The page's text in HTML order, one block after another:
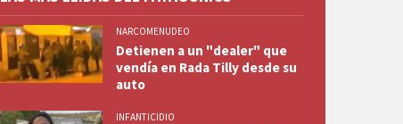
NARCOMENUDEO
Detienen a un "dealer" que
vendía en Rada Tilly desde su
auto
INFANTICIDIO